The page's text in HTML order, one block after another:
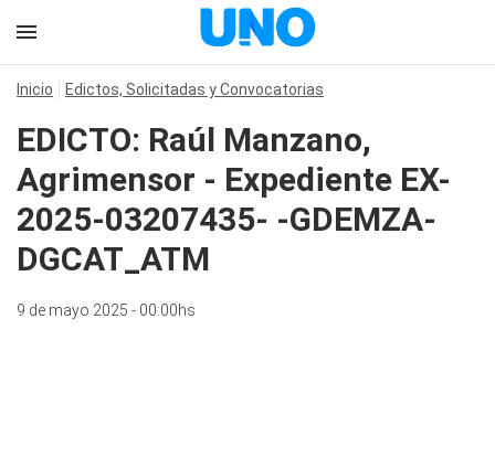
Inicio Edictos, Solicitadas y Convocatorias
EDICTO: Raúl Manzano,
Agrimensor - Expediente EX-
2025-03207435- -GDEMZA-
DGCAT_ATM
9 de mayo 2025 - 00:00hs